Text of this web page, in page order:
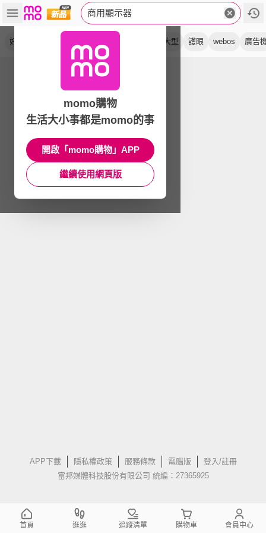
商用顯示器
好好播 大型 護眼 webos 廣告
APP下載 隱私權政策 服務條款 電腦版
登入/註冊
富邦媒體科技股份有限公司 統編：27365925
momo購物
生活大小事都是momo的事
開啟「momo購物」APP
繼續使用網頁版
首頁 逛逛 追蹤清單 購物車 會員中心